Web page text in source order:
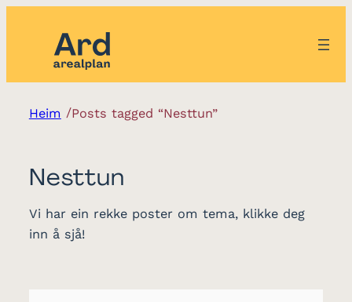
Heim /Posts tagged “Nesttun”
Nesttun
Vi har ein rekke poster om tema, klikke deg
inn å sjå!